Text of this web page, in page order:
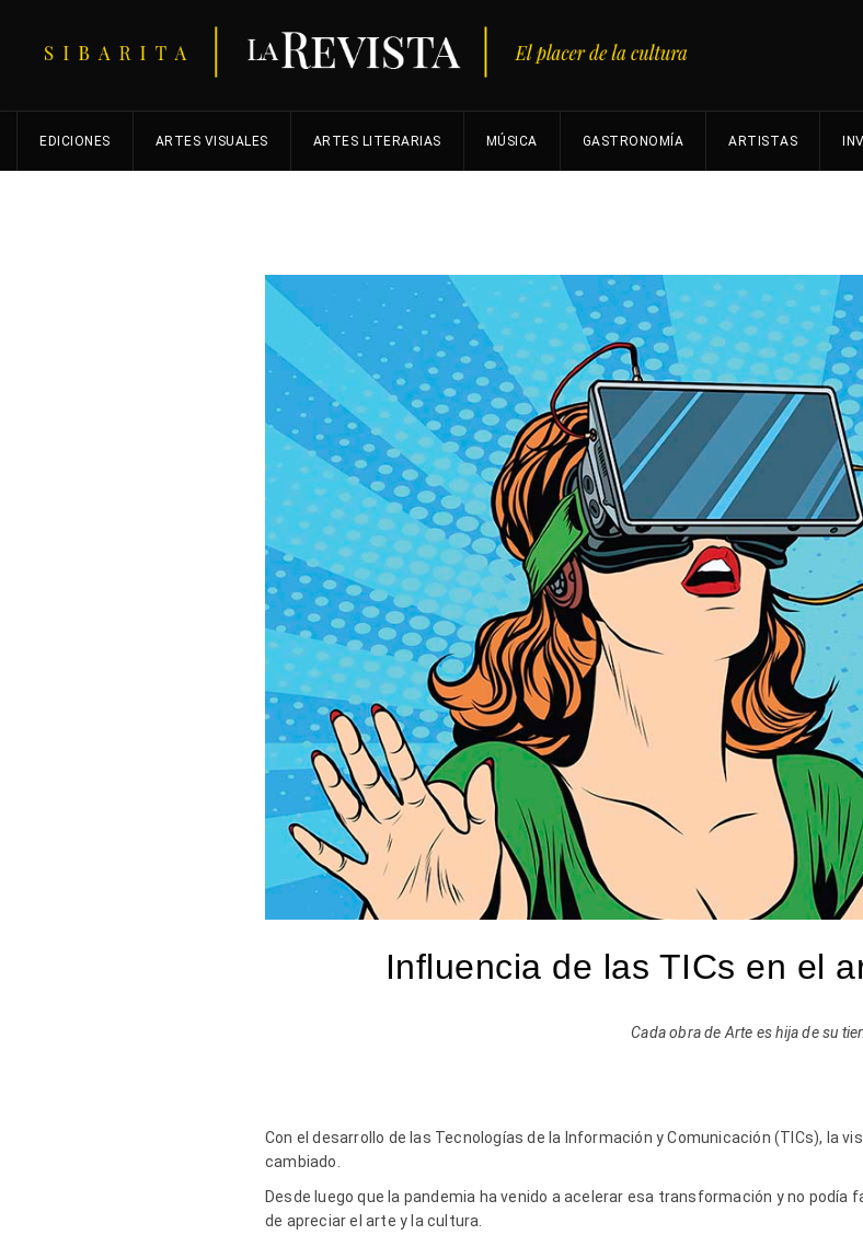
EDICIONES ARTES VISUALES ARTES LITERARIAS MÚSICA GASTRONOMÍA ARTISTAS
Influencia de las TICs en el
Cada obra de Arte es hija de su
Con el desarrollo de las Tecnologías de la Información y Comunicación (TICs), la
cambiado.
Desde luego que la pandemia ha venido a acelerar esa transformación y no podía
de apreciar el arte y la cultura.